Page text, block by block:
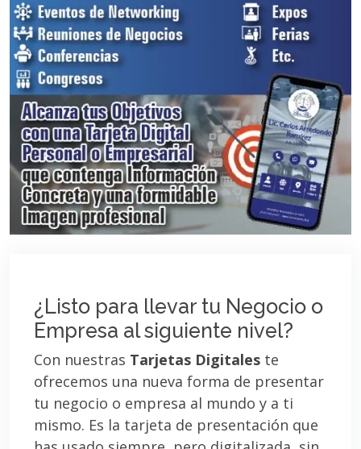
¿Listo para llevar tu Negocio o
Empresa al siguiente nivel?
Con nuestras Tarjetas Digitales te
ofrecemos una nueva forma de presentar
tu negocio o empresa al mundo y a ti
mismo. Es la tarjeta de presentación que